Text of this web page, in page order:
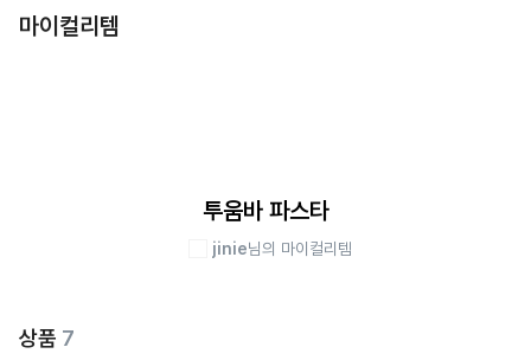
마이컬리템
투움바 파스타
jinie님의 마이컬리템
상품 7